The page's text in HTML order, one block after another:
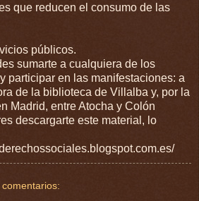
que reducen el consumo de las
públicos.
sumarte a cualquiera de los
participar en las manifestaciones: a
de la biblioteca de Villalba y, por la
Madrid, entre Atocha y Colón
descargarte este material, lo
comentarios: